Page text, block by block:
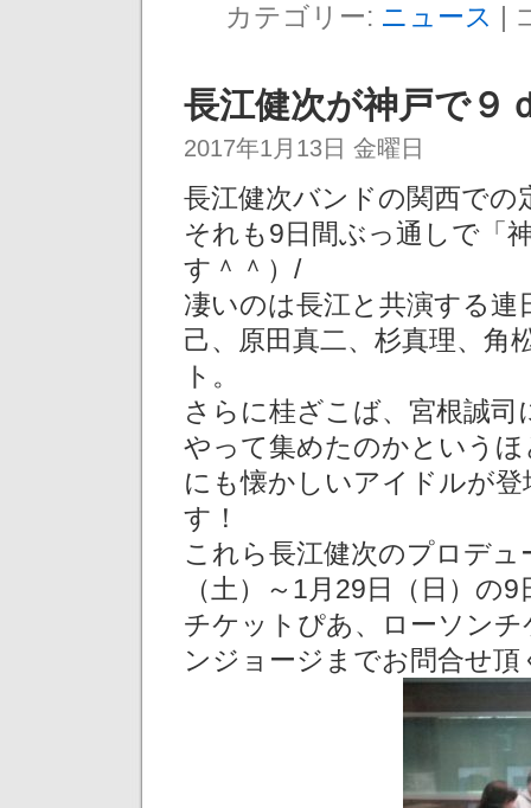
カテゴリー: ニュース |
長江健次が神戸で９
2017年1月13日 金曜日
長江健次バンドの関西で
それも9日間ぶっ通しで「
す＾＾）/
凄いのは長江と共演する連
己、原田真二、杉真理、角
さらに桂ざこば、宮根誠
やって集めたのかという
にも懐かしいアイドルが
す！
これら長江健次のプロデ
（土）～1月29日（日）の9
チケットぴあ、ローソン
ンジョージまでお問合せ